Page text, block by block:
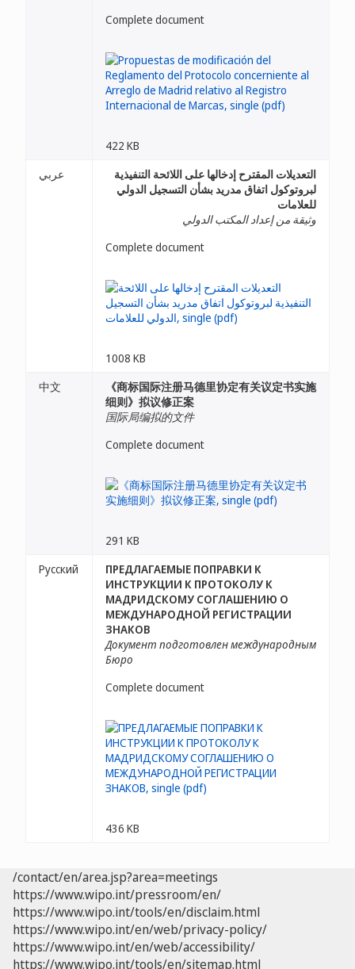
Complete document
422 KB
عربي
التعديلات المقترح إدخالها على اللائحة التنفيذية
لبروتوكول اتفاق مدريد بشأن التسجيل الدولي
للعلامات
وثيقة من إعداد المكتب الدولي
Complete document
1008 KB
中文
《商标国际注册马德里协定有关议定书实施
细则》拟议修正案
国际局编拟的文件
Complete document
291 KB
Русский
ПРЕДЛАГАЕМЫЕ ПОПРАВКИ К
ИНСТРУКЦИИ К ПРОТОКОЛУ К
МАДРИДСКОМУ СОГЛАШЕНИЮ О
МЕЖДУНАРОДНОЙ РЕГИСТРАЦИИ
ЗНАКОВ
Документ подготовлен международным
Бюро
Complete document
436 KB
/contact/en/area.jsp?area=meetings
https://www.wipo.int/pressroom/en/
https://www.wipo.int/tools/en/disclaim.html
https://www.wipo.int/en/web/privacy-policy/
https://www.wipo.int/en/web/accessibility/
https://www.wipo.int/tools/en/sitemap.html